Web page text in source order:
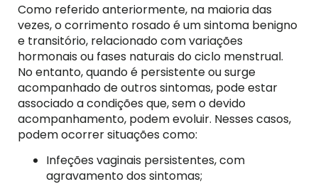
Como referido anteriormente, na maioria das
vezes, o corrimento rosado é um sintoma benigno
e transitório, relacionado com variações
hormonais ou fases naturais do ciclo menstrual.
No entanto, quando é persistente ou surge
acompanhado de outros sintomas, pode estar
associado a condições que, sem o devido
acompanhamento, podem evoluir. Nesses casos,
podem ocorrer situações como:
Infeções vaginais persistentes, com
agravamento dos sintomas;